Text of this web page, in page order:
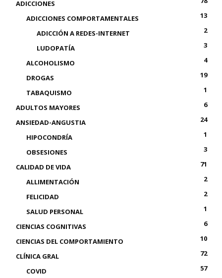
ADICCIONES
ADICCIONES COMPORTAMENTALES
13
ADICCIÓN A REDES-INTERNET
2
LUDOPATÍA
3
ALCOHOLISMO
4
DROGAS
19
TABAQUISMO
1
ADULTOS MAYORES
6
ANSIEDAD-ANGUSTIA
24
HIPOCONDRÍA
1
OBSESIONES
3
CALIDAD DE VIDA
71
ALLIMENTACIÓN
2
FELICIDAD
2
SALUD PERSONAL
1
CIENCIAS COGNITIVAS
6
CIENCIAS DEL COMPORTAMIENTO
10
CLÍNICA GRAL
72
COVID
57